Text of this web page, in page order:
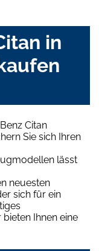
in
Citan
Sie sich Ihren
lässt
neuesten
sich für ein
Ihnen eine